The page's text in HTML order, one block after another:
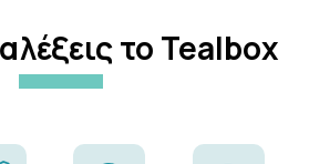
το Tealbox